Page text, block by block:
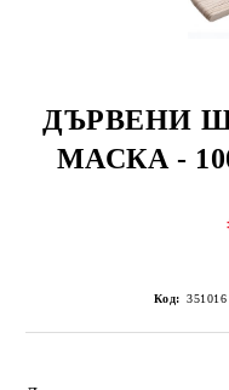
ДЪРВЕНИ
МАСКА -
Код: 351016